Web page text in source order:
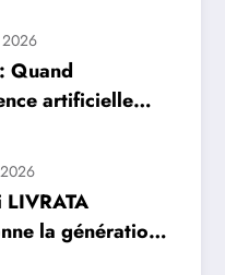
Quand
artificielle
la génération